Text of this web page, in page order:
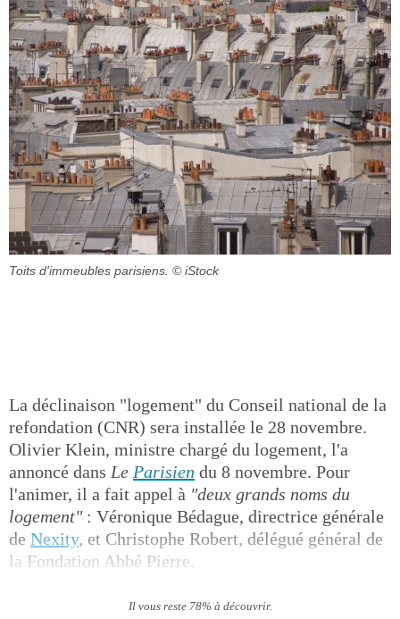
Toits d'immeubles parisiens. © iStock
La déclinaison "logement" du Conseil national de la
refondation (CNR) sera installée le 28 novembre.
Olivier Klein, ministre chargé du logement, l'a
annoncé dans Le Parisien du 8 novembre. Pour
l'animer, il a fait appel à "deux grands noms du
logement": Véronique Bédague, directrice générale
de Nexity, et Christophe Robert, délégué général de
la Fondation Abbé Pierre.
Il vous reste 78% à découvrir.